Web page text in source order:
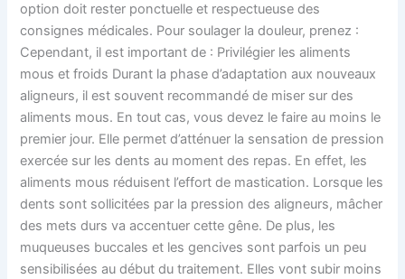
option doit rester ponctuelle et respectueuse des
consignes médicales. Pour soulager la douleur, prenez :
Cependant, il est important de : Privilégier les aliments
mous et froids Durant la phase d’adaptation aux nouveaux
aligneurs, il est souvent recommandé de miser sur des
aliments mous. En tout cas, vous devez le faire au moins le
premier jour. Elle permet d’atténuer la sensation de pression
exercée sur les dents au moment des repas. En effet, les
aliments mous réduisent l’effort de mastication. Lorsque les
dents sont sollicitées par la pression des aligneurs, mâcher
des mets durs va accentuer cette gêne. De plus, les
muqueuses buccales et les gencives sont parfois un peu
sensibilisées au début du traitement. Elles vont subir moins